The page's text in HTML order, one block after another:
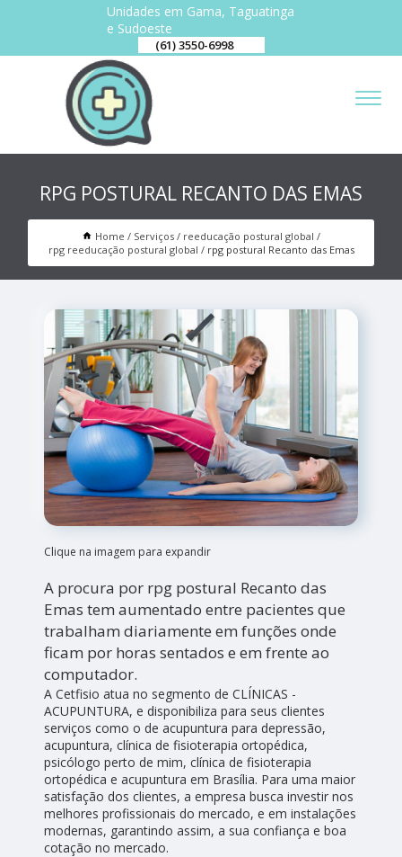
Unidades em Gama, Taguatinga
e Sudoeste
(61) 3550-6998
RPG POSTURAL RECANTO DAS EMAS
Home Serviços
reeducação postural global
rpg reeducação postural global
rpg postural Recanto das Emas
Clique na imagem para expandir
A procura por rpg postural Recanto das
Emas tem aumentado entre pacientes que
trabalham diariamente em funções onde
ficam por horas sentados e em frente ao
computador.
A Cetfisio atua no segmento de CLÍNICAS -
ACUPUNTURA, e disponibiliza para seus clientes
serviços como o de acupuntura para depressão,
acupuntura, clínica de fisioterapia ortopédica,
psicólogo perto de mim, clínica de fisioterapia
ortopédica e acupuntura em Brasília. Para uma maior
satisfação dos clientes, a empresa busca investir nos
melhores profissionais do mercado, e em instalações
modernas, garantindo assim, a sua confiança e boa
cotação no mercado.